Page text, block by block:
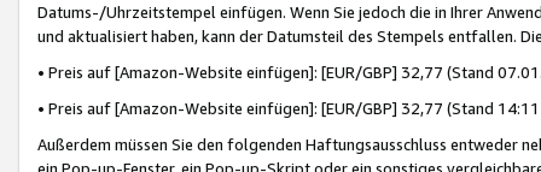
Datums-/Uhrzeitstempel einfügen. Wenn Sie jedoch die in Ihrer
und aktualisiert haben, kann der Datumsteil des Stempels entfallen.
• Preis auf [Amazon-Website einfügen]: [EUR/GBP] 32,77 (Stand
• Preis auf [Amazon-Website einfügen]: [EUR/GBP] 32,77 (Stand
Außerdem müssen Sie den folgenden Haftungsausschluss entweder
ein Pop-up-Fenster, ein Pop-up-Skript oder ein sonstiges